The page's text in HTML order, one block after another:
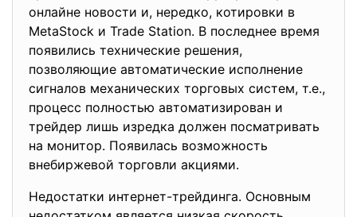
онлайне новости и, нередко, котировки в
MetaStock и Trade Station. В последнее время
появились технические решения,
позволяющие автоматические исполнение
сигналов механических торговых систем, т.е.,
процесс полностью автоматизирован и
трейдер лишь изредка должен посматривать
на монитор. Появилась возможность
внебиржевой торговли акциями.
Недостатки интернет-трейдинга. Основным